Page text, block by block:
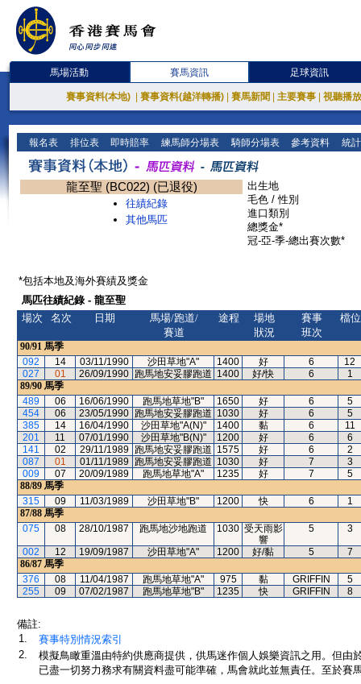
馬場活動 賽馬資訊 足球資訊
賽事資料(本地) 賽事資料(越洋轉播) 賽馬新聞 主要賽事 視聽播
報名表 排位表 即時賠率 練馬師分場表 騎師分場表 參考資料 統
龍至聖 (BC022) (已退役)
往績紀錄
其他馬匹
出生地
毛色 / 性別
進口類別
總獎金*
冠-亞-季-總出賽次數*
*包括本地及海外賽績及獎金
馬匹往績紀錄 - 龍至聖
場次
名次 日期
馬場/跑道/
賽道
途程
場地
狀況
賽事
班次
檔位
90/91 馬季
092
14 03/11/1990 沙田草地"A" 1400 好 6
12
027
01 26/09/1990 跑馬地安妥膠跑道 1400 好/快 6
1
89/90 馬季
489
06 16/06/1990 跑馬地草地"B" 1650 好 6
5
454
06 23/05/1990 跑馬地安妥膠跑道 1030 好 6
5
385
14 16/04/1990 沙田草地"A(N)" 1400 黏 6
11
201
11 07/01/1990 沙田草地"B(N)" 1200 好 6
6
141
02 29/11/1989 跑馬地安妥膠跑道 1575 好 6
2
087
01 01/11/1989 跑馬地安妥膠跑道 1030 好 7
3
009
07 20/09/1989 跑馬地草地"A" 1235 好 7
5
88/89 馬季
315
09 11/03/1989 沙田草地"B" 1200 快 6
1
87/88 馬季
075
08 28/10/1987 跑馬地沙地跑道 1030 受天雨影
響
5 3
002 12 19/09/1987 沙田草地"A" 1200 好/黏 5
7
86/87 馬季
376
08 11/04/1987 跑馬地草地"A" 975 黏 GRIFFIN
5
255
09 07/02/1987 跑馬地草地"B" 1235 快 GRIFFIN 8
備註:
1.
賽事特別情況索引
2.
模擬鳥瞰重溫由特約供應商提供，供馬迷作個人娛樂資訊之用。但
已盡一切努力務求有關資料盡可能準確，馬會就此並無責任。至於賽